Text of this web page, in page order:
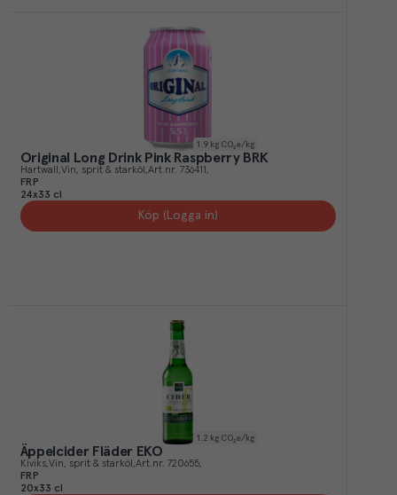
1.9 kg CO₂e/kg
Original Long Drink Pink Raspberry BRK
Hartwall Vin, sprit & starköl Art.nr. 736411
FRP
24x33 cl
Köp (Logga in)
1.2 kg CO₂e/kg
Äppelcider Fläder EKO
Kiviks Vin, sprit & starköl Art.nr. 720655
FRP
20x33 cl